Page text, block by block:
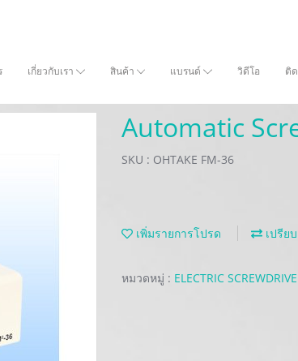
เกี่ยวกับเรา สินค้า แบรนด์ วิดีโอ ติ
Automatic
SKU : OHTAKE FM-36
เพิ่มรายการโปรด เปรีย
หมวดหมู่ : ELECTRIC